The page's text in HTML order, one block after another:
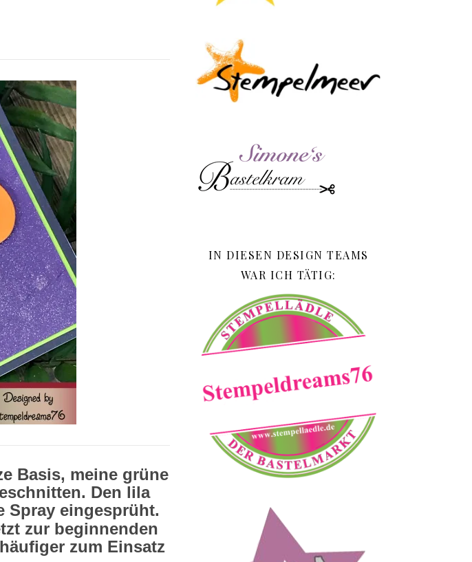
Basis, meine grüne
Den lila
Spray eingesprüht.
zur beginnenden
zum Einsatz
IN DIESEN DESIGN TEAMS
WAR ICH TÄTIG: